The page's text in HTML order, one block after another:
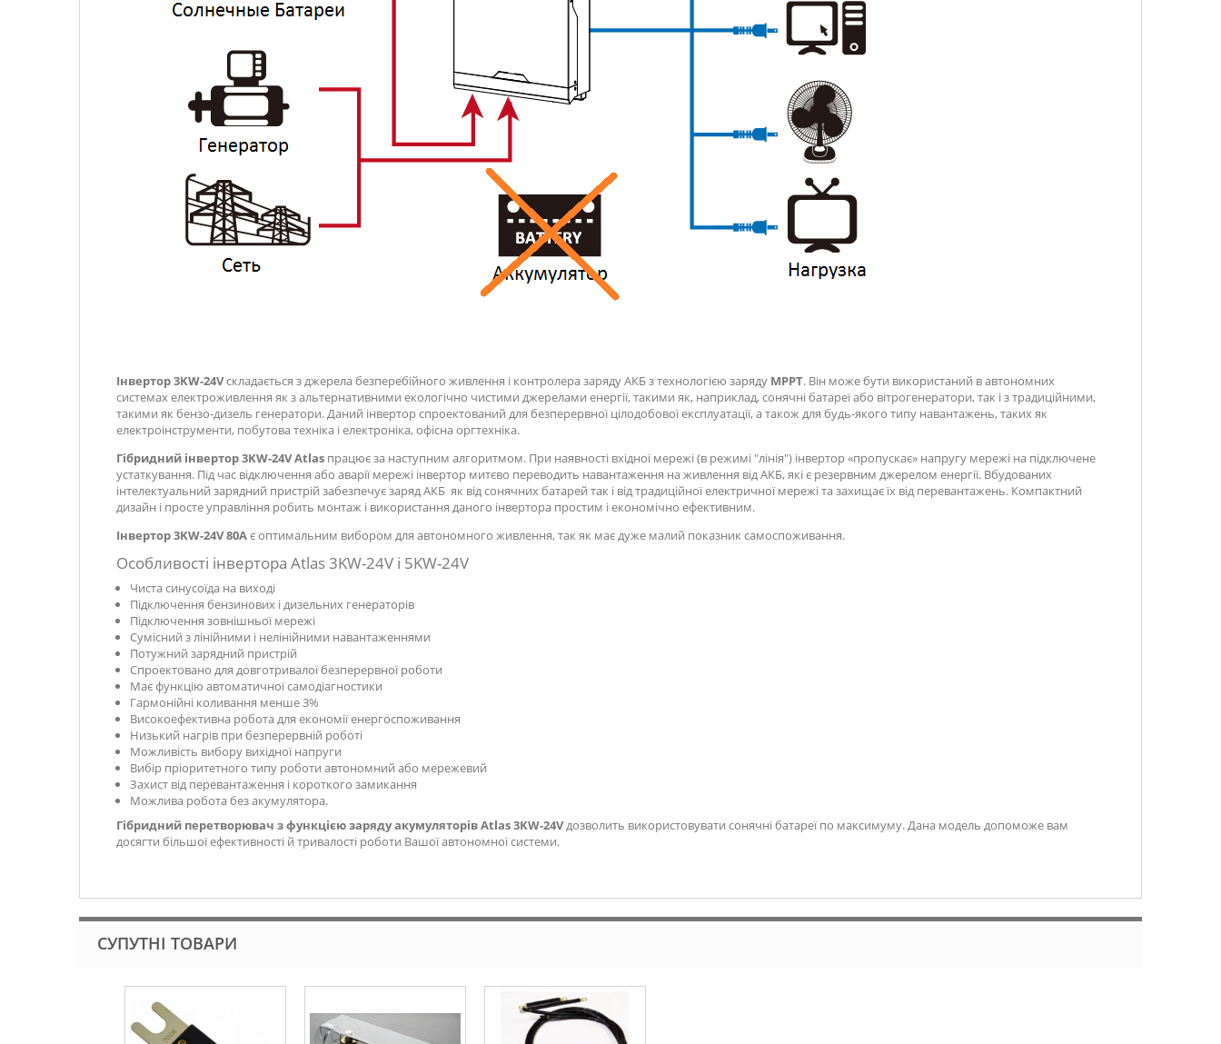
Інвертор 3KW-24Vскладається з джерела безперебійного живлення і контролера заряду АКБ з технологією заряду MPPT. Він може бути використаний в автономних
системах електроживлення як з альтернативними екологічно чистими джерелами енергії, такими як, наприклад, сонячні батареї або вітрогенератори, так і з традиційними,
такими як бензо-дизель генератори. Даний інвертор спроектований для безперервної цілодобової експлуатації, а також для будь-якого типу навантажень, таких як
електроінструменти, побутова техніка і електроніка, офісна оргтехніка.
Гібридний інвертор 3KW-24V Atlas працює за наступним алгоритмом. При наявності вхідної мережі (в режимі "лінія") інвертор «пропускає» напругу мережі на підключене
устаткування. Під час відключення або аварії мережі інвертор митєво переводить навантаження на живлення від АКБ, які є резервним джерелом енергії. Вбудованих
інтелектуальний зарядний пристрій забезпечує заряд АКБ як від сонячних батарей так і від традиційної електричної мережі та захищає їх від перевантажень. Компактний
дизайн і просте управління робить монтаж і використання даного інвертора простим і економічно ефективним.
Інвертор 3KW-24V 80Ає оптимальним вибором для автономного живлення, так як має дуже малий показник самоспоживання.
Особливості інвертора Atlas 3KW-24V і 5KW-24V
Чиста синусоїда на виході
Підключення бензинових і дизельних генераторів
Підключення зовнішньої мережі
Сумісний з лінійними і нелінійними навантаженнями
Потужний зарядний пристрій
Спроектовано для довготривалої безперервної роботи
Має функцію автоматичної самодіагностики
Гармонійні коливання менше 3%
Високоефективна робота для економії енергоспоживання
Низький нагрів при безперервній роботі
Можливість вибору вихідної напруги
Вибір пріоритетного типу роботи автономний або мережевий
Захист від перевантаження і короткого замикання
Можлива робота без акумулятора.
Гібридний перетворювач з функцією заряду акумуляторів Atlas 3KW-24Vдозволить використовувати сонячні батареї по максимуму. Дана модель допоможе вам
досягти більшої ефективності й тривалості роботи Вашої автономної системи.
СУПУТНІ ТОВАРИ